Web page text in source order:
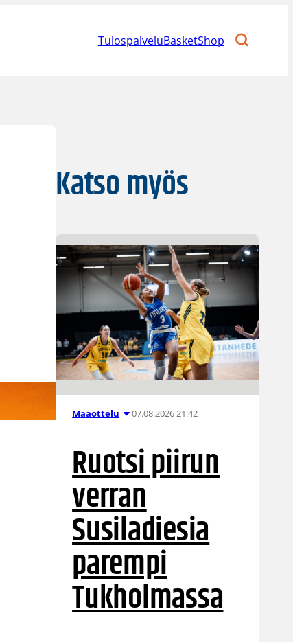
TulospalveluBasketShop
Katso myös
Maaottelu 07.08.2026 21:42
Ruotsi piirun
verran
Susiladiesia
parempi
Tukholmassa